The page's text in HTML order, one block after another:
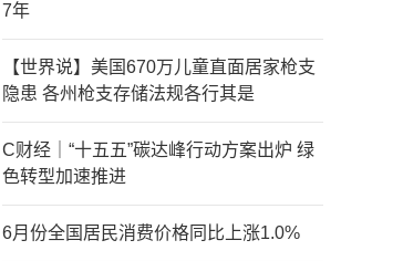
7年
【世界说】美国670万儿童直面居家枪支
隐患 各州枪支存储法规各行其是
C财经｜“十五五”碳达峰行动方案出炉 绿
色转型加速推进
6月份全国居民消费价格同比上涨1.0%